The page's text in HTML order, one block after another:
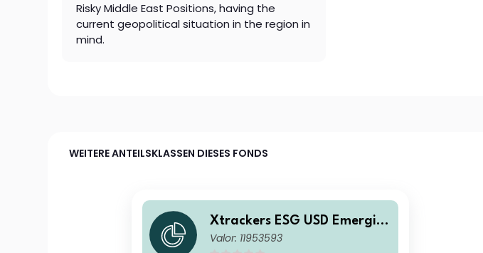
Risky Middle East Positions, having the
current geopolitical situation in the region in
mind.
WEITERE ANTEILSKLASSEN DIESES FONDS
Xtrackers ESG USD Emergin
g Markets Bond Quality Wei
Valor: 11953593